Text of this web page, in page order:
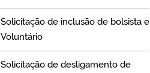
Solicitação de inclusão de bolsista e
Voluntário
Solicitação de desligamento de